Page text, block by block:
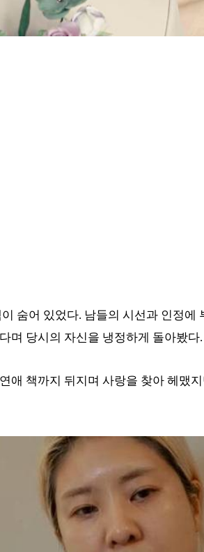
숨어 있었다. 남들의 시선과 인정에
며 당시의 자신을 냉정하게 돌아봤다.
애 책까지 뒤지며 사랑을 찾아 헤맸